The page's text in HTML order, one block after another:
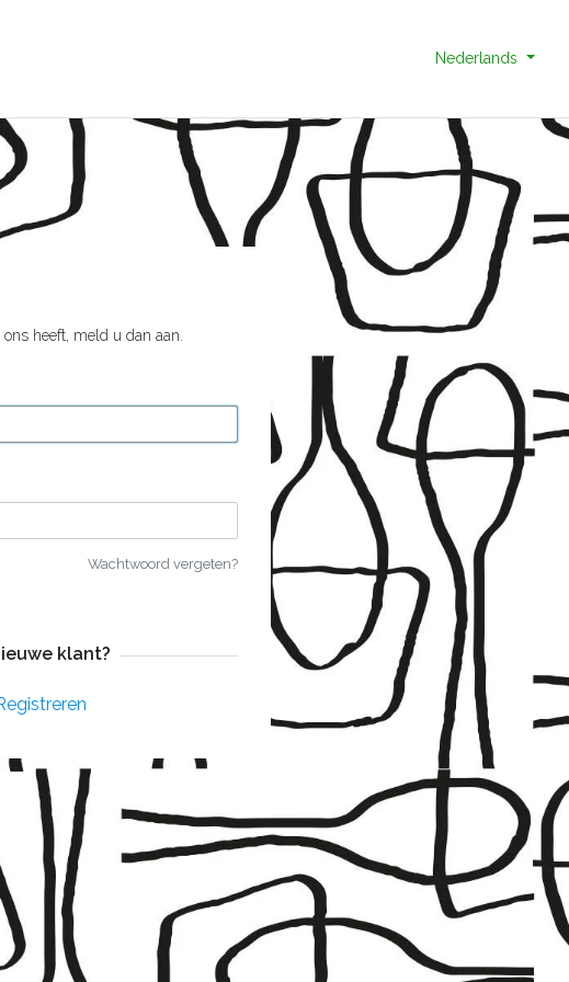
Nederlands
heeft, meld u dan aan.
Wachtwoord vergeten?
klant?